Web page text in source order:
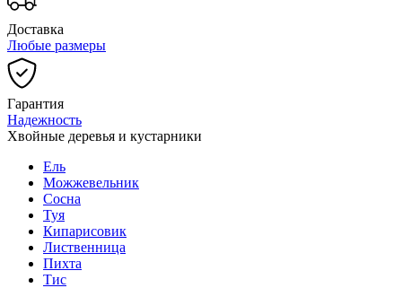
Доставка
Любые размеры
Гарантия
Надежность
Хвойные деревья и кустарники
Ель
Можжевельник
Сосна
Туя
Кипарисовик
Лиственница
Пихта
Тис